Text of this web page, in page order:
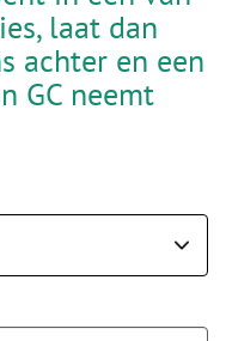
laat dan
achter en een
GC neemt